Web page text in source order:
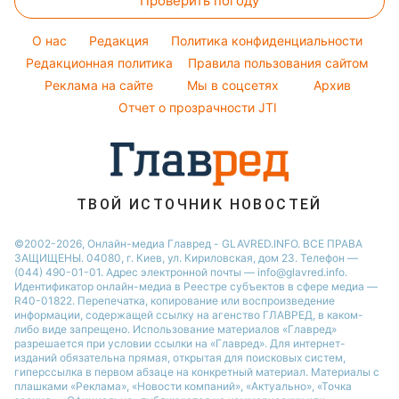
Алла Пугачева
Максим Галкин
Настя Каменских
Комнатные растения
Курс валют
Погода на сегодня
Погода на завтра
Пылевая буря
O нас Редакция
Политика конфиденциальности
Редакционная политика
Правила пользования сайтом
Реклама на сайте
Мы в соцсетях
Архив
Отчет о прозрачности JTI
ТВОЙ ИСТОЧНИК НОВОСТЕЙ
©2002-2026, Онлайн-медиа Главред - GLAVRED.INFO. ВСЕ ПРАВА
ЗАЩИЩЕНЫ. 04080, г. Киев, ул. Кириловская, дом 23. Телефон —
(044) 490-01-01. Адрес электронной почты — info@glavred.info.
Идентификатор онлайн-медиа в Реестре cубъектов в сфере медиа —
R40-01822. Перепечатка, копирование или воспроизведение
информации, содержащей ссылку на агенство ГЛАВРЕД, в каком-
либо виде запрещено. Использование материалов «Главред»
разрешается при условии ссылки на «Главред». Для интернет-
изданий обязательна прямая, открытая для поисковых систем,
гиперссылка в первом абзаце на конкретный материал. Материалы с
плашками «Реклама», «Новости компаний», «Актуально», «Точка